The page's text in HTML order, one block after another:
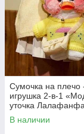
Сумочка на плечо
игрушка 2-в-1
уточка
нарядом (Белый)
В наличии